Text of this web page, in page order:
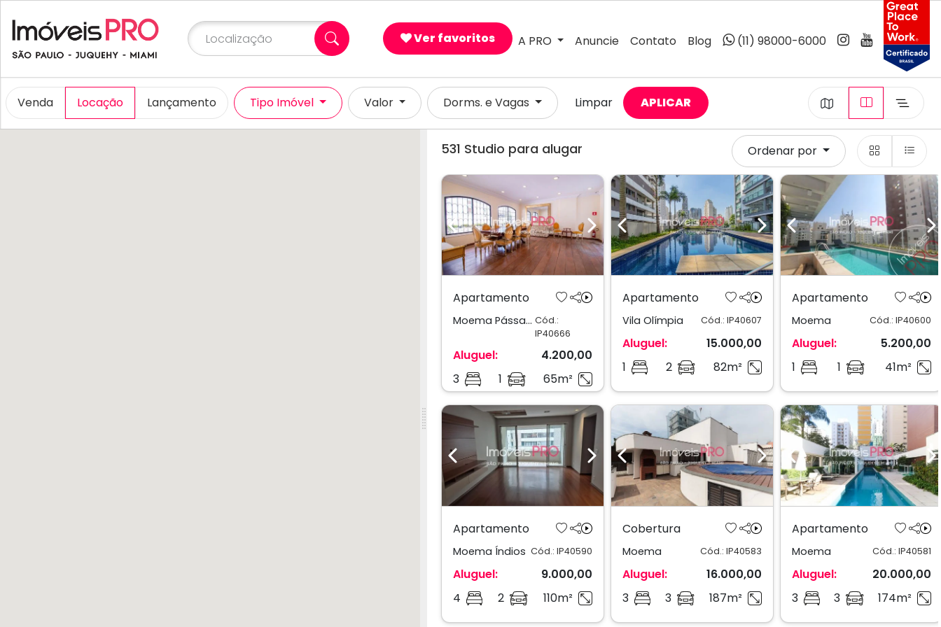
Ver favoritos A PRO Anuncie Contato Blog (11) 98000-6000
Venda Locação Lançamento Tipo Imóvel Valor Dorms. e Vagas Limpar APLICAR
531 Studio para alugar Ordenar por
Previous Next
Apartamento
Moema Pássaros Cód.:
IP40666
Aluguel:
4.200,00
3
1 65m²
Previous Next
Apartamento
Vila Olímpia Cód.: IP40607
Aluguel:
15.000,00
1
2 82m²
Previous
Apartamento
Moema Cód.: IP40600
Aluguel:
5.200,00
1
1 41m²
Previous Next
Apartamento
Moema Índios Cód.: IP40590
Aluguel:
9.000,00
4
2 110m²
Previous Next
Cobertura
Moema Cód.: IP40583
Aluguel:
16.000,00
3
3 187m²
Previous
Apartamento
Moema Cód.: IP40581
Aluguel:
20.000,00
3
3 174m²